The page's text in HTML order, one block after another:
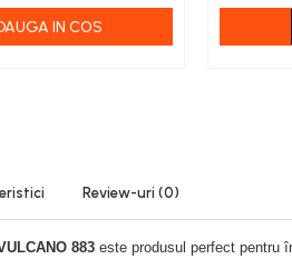
IN COS
Review-uri (0)
883 este produsul perfect pentru